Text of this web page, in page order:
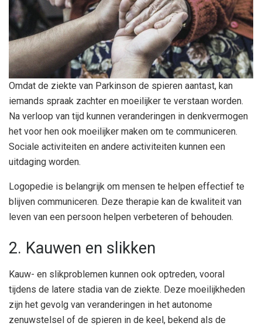
Omdat de ziekte van Parkinson de spieren aantast, kan
iemands spraak zachter en moeilijker te verstaan ​​worden.
Na verloop van tijd kunnen veranderingen in denkvermogen
het voor hen ook moeilijker maken om te communiceren.
Sociale activiteiten en andere activiteiten kunnen een
uitdaging worden.
Logopedie is belangrijk om mensen te helpen effectief te
blijven communiceren. Deze therapie kan de kwaliteit van
leven van een persoon helpen verbeteren of behouden.
2. Kauwen en slikken
Kauw- en slikproblemen kunnen ook optreden, vooral
tijdens de latere stadia van de ziekte. Deze moeilijkheden
zijn het gevolg van veranderingen in het autonome
zenuwstelsel of de spieren in de keel, bekend als de